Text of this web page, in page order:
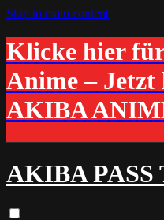
Skip to main content
Klicke hier
Anime – Jetzt
AKIBA
AKIBA PASS